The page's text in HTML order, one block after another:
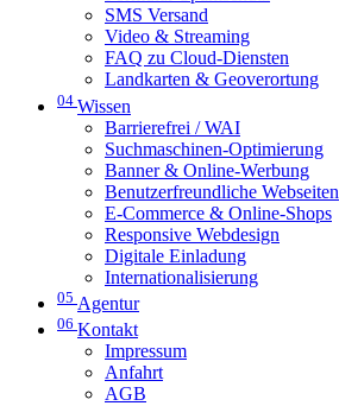
SMS Versand
Video & Streaming
FAQ zu Cloud-Diensten
Landkarten & Geoverortung
04 Wissen
Barrierefrei / WAI
Suchmaschinen-Optimierung
Banner & Online-Werbung
Benutzerfreundliche Webseiten
E-Commerce & Online-Shops
Responsive Webdesign
Digitale Einladung
Internationalisierung
05 Agentur
06 Kontakt
Impressum
Anfahrt
AGB